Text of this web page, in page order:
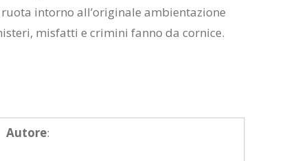
intorno all’originale ambientazione
misfatti e crimini fanno da cornice.
Autore: